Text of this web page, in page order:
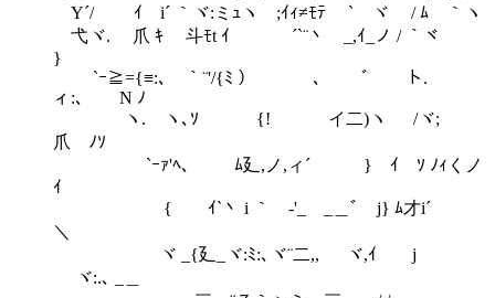
Y´/ ｲ i´ ｀ヾ:ミｭヽ ;ｲｨ≠ﾓﾃ ` ヾ / ﾑ ｀ヽ
弋ヾ. 爪 ｷ 斗ﾓt ｲ ￣´`¨丶 _,ｲ_ノ / ｀ヾ
}
`ｰ≧={≡:､ ｀¨'/{ﾐ ） ､ ﾞ ト.
ィ:､ N ﾉ
ヽ. ヽ､ｿ {! イ二)ヽ /ヾ;
爪 ﾉｿ
`ｰｧ'ﾍ、 ﾑ廴,ノ,ィ´ } ｲ ｿ ﾉｨくノ
ｲ
{ ｲ`丶 i ｀ゞ-'_ _＿ﾞゝj} ﾑ才i´
＼
ヾ _{廴_ヾ:ﾐ:､ヾ¨二,, ヾ,ｲ j
ヾ:.､ _＿